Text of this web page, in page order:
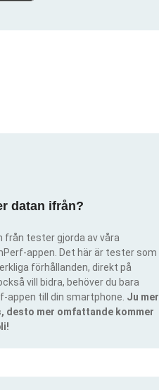
datan ifrån?
från tester gjorda av våra
appen. Det här är tester som
förhållanden, direkt på
vill bidra, behöver du bara
appen till din smartphone. Ju mer
desto mer omfattande kommer